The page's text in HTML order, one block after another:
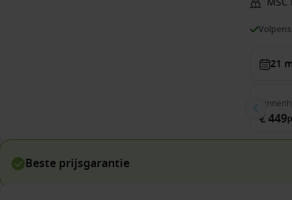
21
€ 449
Beste prijsgarantie